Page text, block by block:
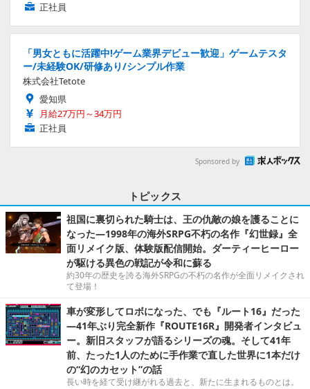
正社員
「男女ともに活躍中!ゲーム業界デビュー歓迎」ゲームテスタ
ー/未経験OK/研修あり/シンプル作業
株式会社Tetote
愛知県
月給27万円～34万円
正社員
Sponsored by
トピックス
祖国に裏切られた騎士は、王の仇敵の娘を護ることに
なった―1998年の海外SRPG不朽の名作『幻世録』全
面リメイク版、体験版配信開始。ダーティーヒーロー
が駆ける異色の戦記が令和に蘇る
約30年の歴史を誇る海外SRPGの不朽の名作が全面リメイクされ
て登場！
車が変形してロボになった、でも『ルート16』だった
―41年ぶり完全新作『ROUTE16R』開発者インタビュ
ー。新旧スタッフが語るシリーズの魂。そして41年
前、たった1人のために手作業で直した世界に1本だけ
の“幻のカセット”の話
長い時を経て受け継がれる過去と、新たに生まれるものとは。